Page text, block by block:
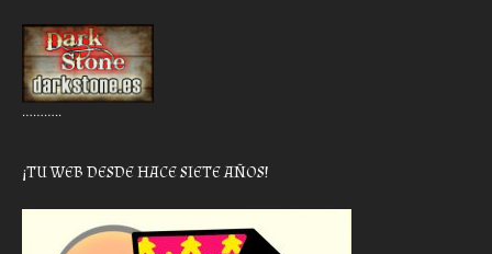
………..
¡TU WEB DESDE HACE SIETE AÑOS!